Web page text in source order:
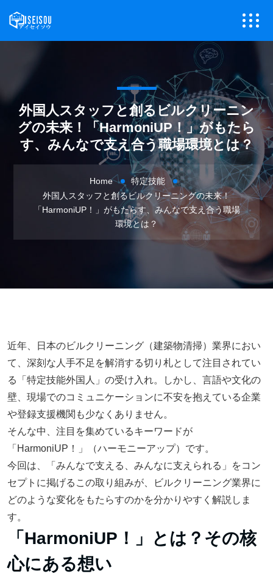
外国人スタッフと創るビルクリーニン
グの未来！「HarmoniUP！」がもたら
す、みんなで支え合う職場環境とは？
Home
特定技能
外国人スタッフと創るビルクリーニングの未来！
「HarmoniUP！」がもたらす、みんなで支え合う職場
環境とは？
近年、日本のビルクリーニング（建築物清掃）業界におい
て、深刻な人手不足を解消する切り札として注目されてい
る「特定技能外国人」の受け入れ。しかし、言語や文化の
壁、現場でのコミュニケーションに不安を抱えている企業
や登録支援機関も少なくありません。
そんな中、注目を集めているキーワードが
「HarmoniUP！」（ハーモニーアップ）です。
今回は、「みんなで支える、みんなに支えられる」をコン
セプトに掲げるこの取り組みが、ビルクリーニング業界に
どのような変化をもたらすのかを分かりやすく解説しま
す。
「HarmoniUP！」とは？その核
心にある想い